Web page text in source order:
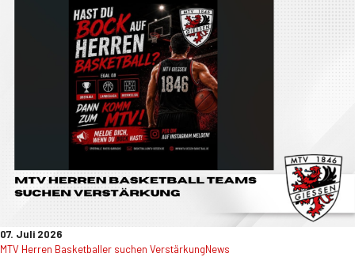
07. Juli 2026
MTV Herren Basketballer suchen VerstärkungNews